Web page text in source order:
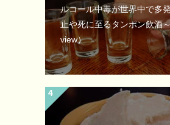
ルコール中毒が世界中で多
止や死に至るタンポン飲酒
view）